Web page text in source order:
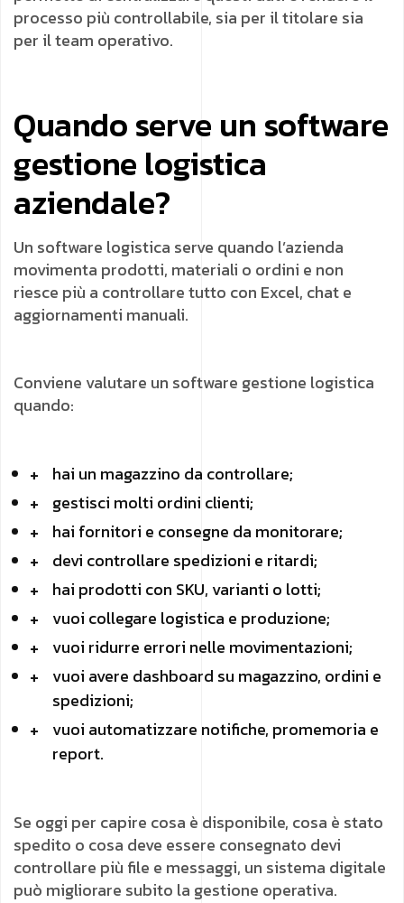
processo più controllabile, sia per il titolare sia
per il team operativo.
Quando serve un software
gestione logistica
aziendale?
Un software logistica serve quando l’azienda
movimenta prodotti, materiali o ordini e non
riesce più a controllare tutto con Excel, chat e
aggiornamenti manuali.
Conviene valutare un software gestione logistica
quando:
hai un magazzino da controllare;
gestisci molti ordini clienti;
hai fornitori e consegne da monitorare;
devi controllare spedizioni e ritardi;
hai prodotti con SKU, varianti o lotti;
vuoi collegare logistica e produzione;
vuoi ridurre errori nelle movimentazioni;
vuoi avere dashboard su magazzino, ordini e
spedizioni;
vuoi automatizzare notifiche, promemoria e
report.
Se oggi per capire cosa è disponibile, cosa è stato
spedito o cosa deve essere consegnato devi
controllare più file e messaggi, un sistema digitale
può migliorare subito la gestione operativa.